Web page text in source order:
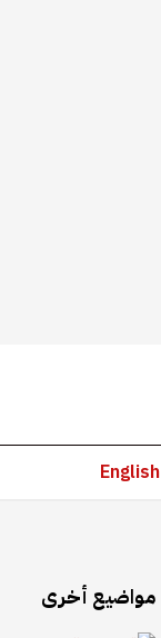
English
مواضيع أخرى